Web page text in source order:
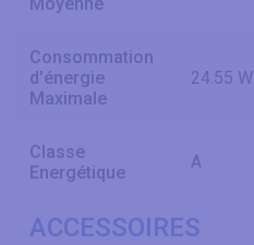
Consommation
d'énergie
Maximale
24.55 W
Classe
Energétique
A
ACCESSOIRES